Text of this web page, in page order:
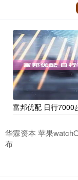
富邦优配 日行7000
华霖资本 苹果
布